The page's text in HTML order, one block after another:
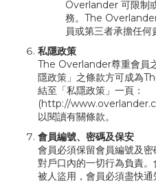
Overlander 可限制
務。The
員或第三者承擔任何
私隱政策
The Overlander尊重會員
隱政策」之條款方可成為
結至「私隱政策」一頁：
(http://
以閱讀有關條款。
會員編號、密碼及保安
會員必須保留會員編號及
對戶口內的一切行為負責
被人盜用，會員必須盡快通